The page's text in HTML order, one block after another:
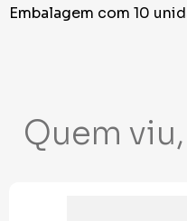
Embalagem com 10
Quem